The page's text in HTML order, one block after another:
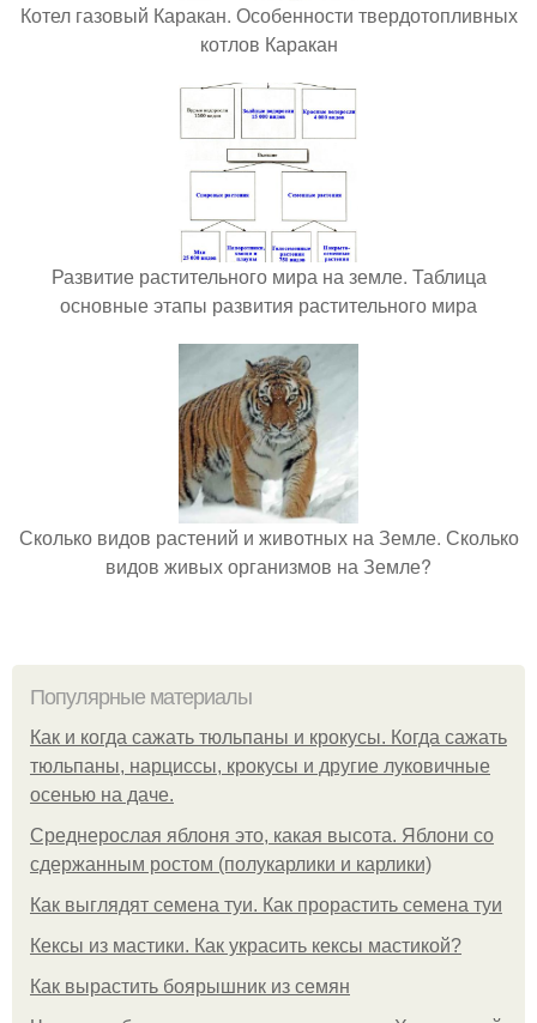
Котел газовый Каракан. Особенности твердотопливных
котлов Каракан
Развитие растительного мира на земле. Таблица
основные этапы развития растительного мира
Сколько видов растений и животных на Земле. Сколько
видов живых организмов на Земле?
Популярные материалы
Как и когда сажать тюльпаны и крокусы. Когда сажать
тюльпаны, нарциссы, крокусы и другие луковичные
осенью на даче.
Среднерослая яблоня это, какая высота. Яблони со
сдержанным ростом (полукарлики и карлики)
Как выглядят семена туи. Как прорастить семена туи
Кексы из мастики. Как украсить кексы мастикой?
Как вырастить боярышник из семян